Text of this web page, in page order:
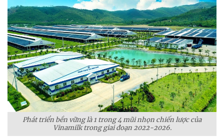
Phát triển bền vững là 1 trong 4 mũi nhọn chiến lược của
Vinamilk trong giai đoạn 2022-2026.